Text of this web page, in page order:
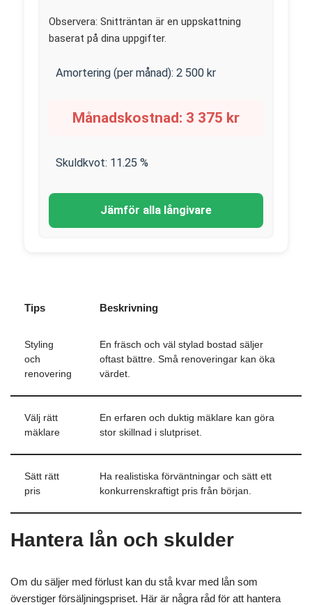
Observera: Snitträntan är en uppskattning
baserat på dina uppgifter.
Amortering (per månad): 2 500 kr
Månadskostnad: 3 375 kr
Skuldkvot: 11.25 %
Jämför alla långivare
Tips Beskrivning
Styling
och
renovering
En fräsch och väl stylad bostad säljer
oftast bättre. Små renoveringar kan öka
värdet.
Välj rätt
mäklare
En erfaren och duktig mäklare kan göra
stor skillnad i slutpriset.
Sätt rätt
pris
Ha realistiska förväntningar och sätt ett
konkurrenskraftigt pris från början.
Hantera lån och skulder
Om du säljer med förlust kan du stå kvar med lån som
överstiger försäljningspriset. Här är några råd för att hantera